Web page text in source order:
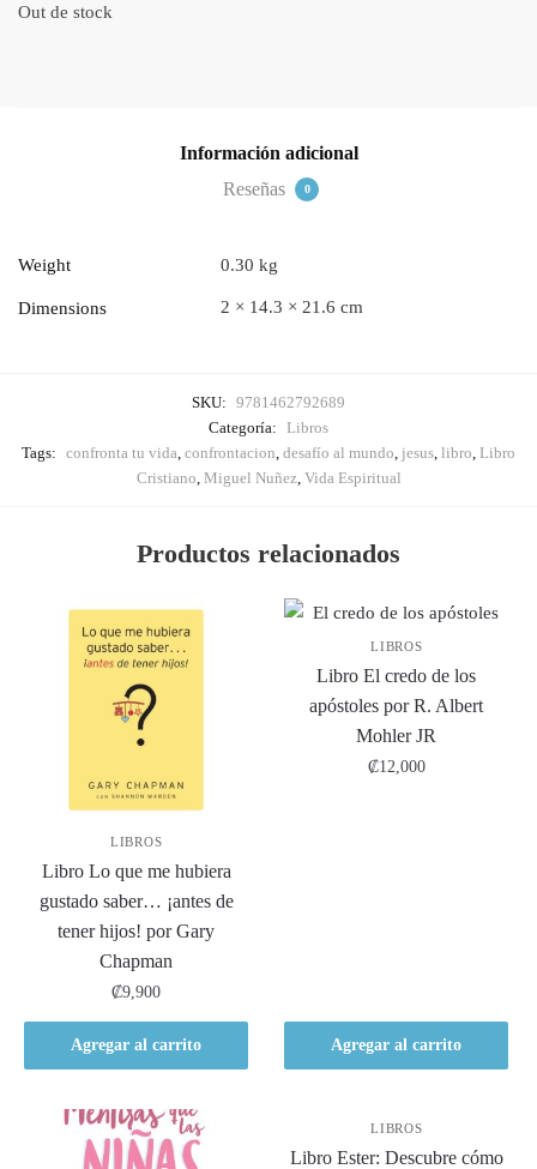
Out de stock
Información adicional
Reseñas
0
Weight 0.30 kg
Dimensions 2 × 14.3 × 21.6 cm
SKU: 9781462792689
Categoría: Libros
Tags: confronta tu vida, confrontacion, desafío al mundo, jesus, libro, Libro
Cristiano, Miguel Nuñez, Vida Espiritual
Productos relacionados
LIBROS
Libro Lo que me hubiera
gustado saber… ¡antes de
tener hijos! por Gary
Chapman
₡9,900
Agregar al carrito
LIBROS
Libro El credo de los
apóstoles por R. Albert
Mohler JR
₡12,000
Agregar al carrito
LIBROS
Libro Ester: Descubre cómo